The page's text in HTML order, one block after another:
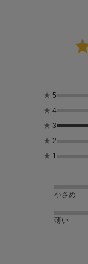
★ 5
★ 4
★ 3
★ 2
★ 1
小さめ
薄い